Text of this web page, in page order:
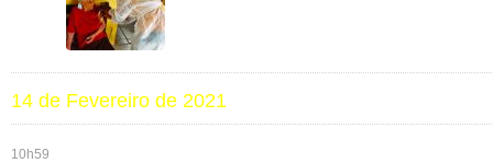
14 de Fevereiro de 2021
10h59